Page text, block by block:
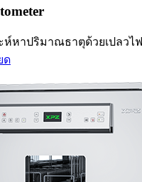
ห์หาปริมาณธาตุด้วยเปลวไฟ
ด